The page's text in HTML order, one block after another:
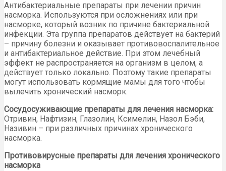
Антибактериальные препараты при лечении причин
насморка. Используются при осложнениях или при
насморке, который возник по причине бактериальной
инфекции. Эта группа препаратов действует на бактерий
– причину болезни и оказывает противовоспалительное
и антибактериальное действие. При этом лечебный
эффект не распространяется на организм в целом, а
действует только локально. Поэтому такие препараты
могут использовать кормящие мамы для того чтобы
вылечить хронический насморк.
Сосудосуживающие препараты для лечения насморка:
Отривин, Нафтизин, Глазолин, Ксимелин, Назол Бэби,
Називин – при различных причинах хронического
насморка.
Противовирусные препараты для лечения хронического
насморка